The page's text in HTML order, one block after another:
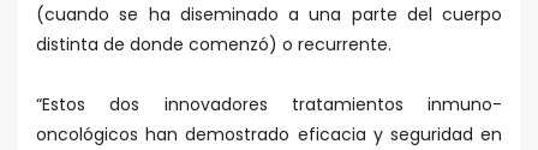
(cuando se ha diseminado a una parte del cuerpo
distinta de donde comenzó) o recurrente.
“Estos dos innovadores tratamientos inmuno-
oncológicos han demostrado eficacia y seguridad en